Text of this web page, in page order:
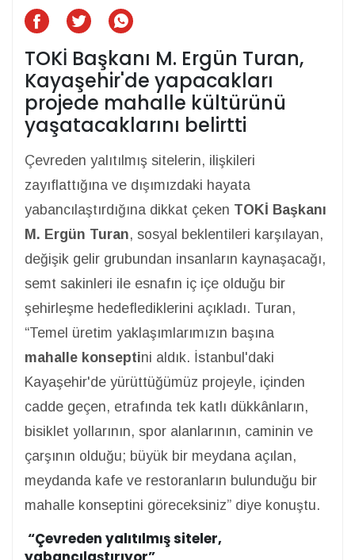
TOKİ Başkanı M. Ergün Turan,
Kayaşehir'de yapacakları
projede mahalle kültürünü
yaşatacaklarını belirtti
Çevreden yalıtılmış sitelerin, ilişkileri
zayıflattığına ve dışımızdaki hayata
yabancılaştırdığına dikkat çeken TOKİ Başkanı
M. Ergün Turan, sosyal beklentileri karşılayan,
değişik gelir grubundan insanların kaynaşacağı,
semt sakinleri ile esnafın iç içe olduğu bir
şehirleşme hedeflediklerini açıkladı. Turan,
“Temel üretim yaklaşımlarımızın başına
mahalle konseptini aldık. İstanbul'daki
Kayaşehir'de yürüttüğümüz projeyle, içinden
cadde geçen, etrafında tek katlı dükkânların,
bisiklet yollarının, spor alanlarının, caminin ve
çarşının olduğu; büyük bir meydana açılan,
meydanda kafe ve restoranların bulunduğu bir
mahalle konseptini göreceksiniz” diye konuştu.
“Çevreden yalıtılmış siteler,